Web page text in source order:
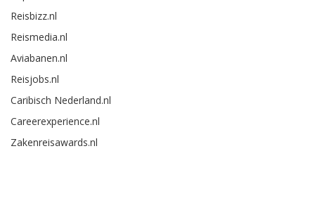
Reisbizz.nl
Reismedia.nl
Aviabanen.nl
Reisjobs.nl
Caribisch Nederland.nl
Careerexperience.nl
Zakenreisawards.nl